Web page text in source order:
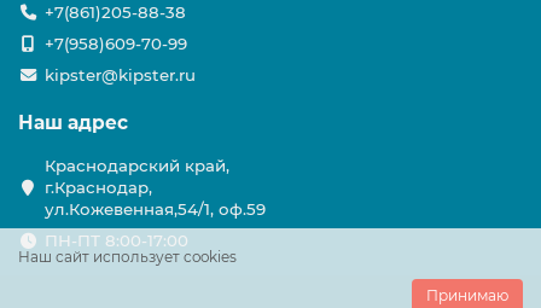
Наш сайт использует cookies
Принимаю
+7(861)205-88-38
+7(958)609-70-99
kipster@kipster.ru
Наш адрес
Краснодарский край,
г.Краснодар,
ул.Кожевенная,54/1, оф.59
ПН-ПТ 8:00-17:00